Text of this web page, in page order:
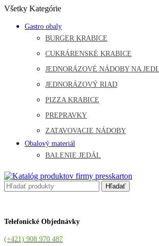
Všetky Kategórie
Gastro obaly
BURGER KRABICE
CUKRÁRENSKÉ KRABICE
JEDNORÁZOVÉ NÁDOBY NA
JEDNORÁZOVÝ RIAD
PIZZA KRABICE
PREPRAVKY
ZATAVOVACIE NÁDOBY
Obalový materiál
BALENIE JEDÁL
Hľadať
Telefonické Objednávky
(+421) 908 970 487